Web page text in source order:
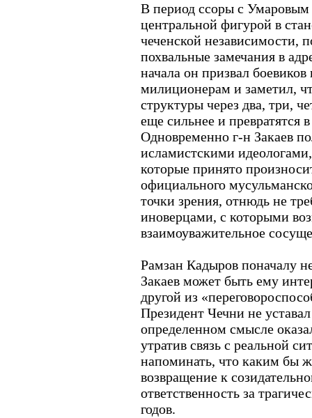
В период ссоры с
центральной фигурой в
чеченской независимости,
похвальные замечания в
начала он призвал
милиционерам и заметил,
структуры через два, три,
еще сильнее и превратятся
Одновременно г-н Закаев
исламистскими
которые принято
официального
точки зрения, отнюдь не
иноверцами, с которыми
взаимоуважительное
Рамзан Кадыров поначалу
Закаев может быть ему
другой из
Президент Чечни не
определенном смысле
утратив связь с реальной
напоминать, что каким бы
возвращение к
ответственность за
годов.